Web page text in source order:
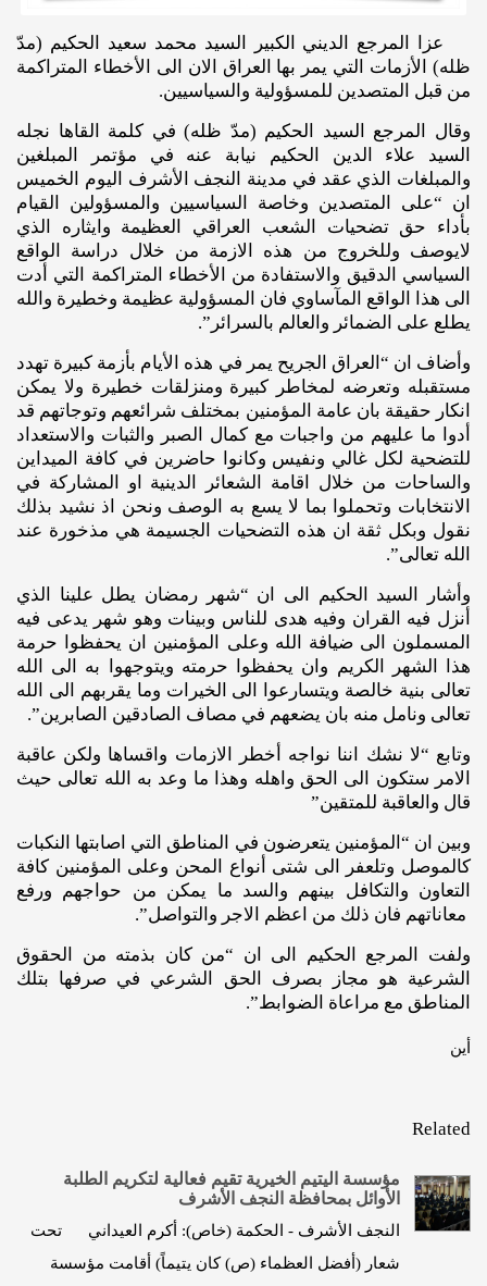
عزا المرجع الديني الكبير السيد محمد سعيد الحكيم (مدّ
ظله) الأزمات التي يمر بها العراق الان الى الأخطاء المتراكمة
من قبل المتصدين للمسؤولية والسياسيين.
وقال المرجع السيد الحكيم (مدّ ظله) في كلمة القاها نجله
السيد علاء الدين الحكيم نيابة عنه في مؤتمر المبلغين
والمبلغات الذي عقد في مدينة النجف الأشرف اليوم الخميس
ان “على المتصدين وخاصة السياسيين والمسؤولين القيام
بأداء حق تضحيات الشعب العراقي العظيمة وايثاره الذي
لايوصف وللخروج من هذه الازمة من خلال دراسة الواقع
السياسي الدقيق والاستفادة من الأخطاء المتراكمة التي أدت
الى هذا الواقع المآساوي فان المسؤولية عظيمة وخطيرة والله
يطلع على الضمائر والعالم بالسرائر”.
وأضاف ان “العراق الجريح يمر في هذه الأيام بأزمة كبيرة تهدد
مستقبله وتعرضه لمخاطر كبيرة ومنزلقات خطيرة ولا يمكن
انكار حقيقة بان عامة المؤمنين بمختلف شرائعهم وتوجاتهم قد
أدوا ما عليهم من واجبات مع كمال الصبر والثبات والاستعداد
للتضحية لكل غالي ونفيس وكانوا حاضرين في كافة الميداين
والساحات من خلال اقامة الشعائر الدينية او المشاركة في
الانتخابات وتحملوا بما لا يسع به الوصف ونحن اذ نشيد بذلك
نقول وبكل ثقة ان هذه التضحيات الجسيمة هي مذخورة عند
الله تعالى”.
وأشار السيد الحكيم الى ان “شهر رمضان يطل علينا الذي
أنزل فيه القران وفيه هدى للناس وبينات وهو شهر يدعى فيه
المسملون الى ضيافة الله وعلى المؤمنين ان يحفظوا حرمة
هذا الشهر الكريم وان يحفظوا حرمته ويتوجهوا به الى الله
تعالى بنية خالصة ويتسارعوا الى الخيرات وما يقربهم الى الله
تعالى ونامل منه بان يضعهم في مصاف الصادقين الصابرين”.
وتابع “لا نشك اننا نواجه أخطر الازمات واقساها ولكن عاقبة
الامر ستكون الى الحق واهله وهذا ما وعد به الله تعالى حيث
قال والعاقبة للمتقين”
وبين ان “المؤمنين يتعرضون في المناطق التي اصابتها النكبات
كالموصل وتلعفر الى شتى أنواع المحن وعلى المؤمنين كافة
التعاون والتكافل بينهم والسد ما يمكن من حواجهم ورفع
معاناتهم فان ذلك من اعظم الاجر والتواصل”.
ولفت المرجع الحكيم الى ان “من كان بذمته من الحقوق
الشرعية هو مجاز بصرف الحق الشرعي في صرفها بتلك
المناطق مع مراعاة الضوابط”.
أين
Related
مؤسسة اليتيم الخيرية تقيم فعالية لتكريم الطلبة
الأوائل بمحافظة النجف الأشرف
النجف الأشرف - الحكمة (خاص): أكرم العيداني تحت
شعار (أفضل العظماء (ص) كان يتيماً) أقامت مؤسسة